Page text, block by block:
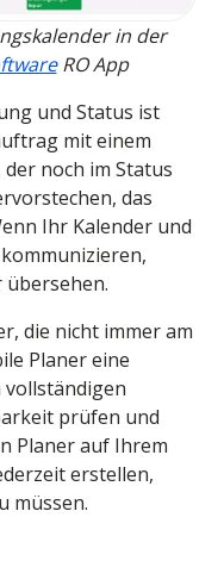
in der
RO App
und Status ist
mit einem
noch im Status
das
Ihr Kalender und
übersehen.
die nicht immer am
Planer eine
vollständigen
prüfen und
Planer auf Ihrem
erstellen,
müssen.